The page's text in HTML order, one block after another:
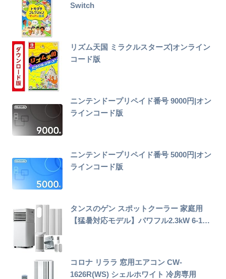
Switch
リズム天国 ミラクルスターズ|オンライン
コード版
ニンテンドープリペイド番号 9000円|オン
ラインコード版
ニンテンドープリペイド番号 5000円|オン
ラインコード版
タンスのゲン スポットクーラー 家庭用
【猛暑対応モデル】パワフル2.3kW 6-1…
コロナ リララ 窓用エアコン CW-
1626R(WS) シェルホワイト 冷房専用